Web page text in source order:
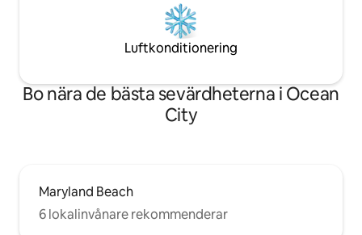
Luftkonditionering
Bo nära de bästa sevärdheterna i Ocean
City
Maryland Beach
6 lokalinvånare rekommenderar